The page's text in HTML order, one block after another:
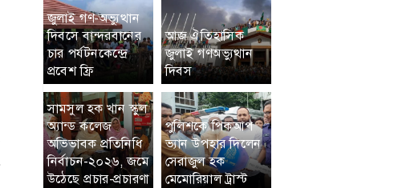
জুলাই গণ-অভ্যুত্থান
দিবসে বান্দরবানের
চার পর্যটনকেন্দ্রে
প্রবেশ ফ্রি
আজ ঐতিহাসিক
জুলাই গণঅভ্যুত্থান
দিবস
সামসুল হক খান স্কুল
অ্যান্ড কলেজ
অভিভাবক প্রতিনিধি
নির্বাচন-২০২৬, জমে
উঠেছে প্রচার-প্রচারণা
পুলিশকে পিকআপ
ভ্যান উপহার দিলেন
সেরাজুল হক
মেমোরিয়াল ট্রাস্ট